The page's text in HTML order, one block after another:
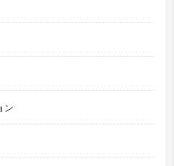
ン